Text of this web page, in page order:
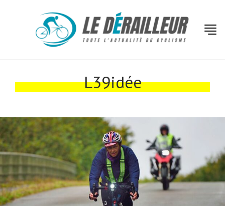
L39idée
Conseils
Tendances
Tous nos articles
À propos